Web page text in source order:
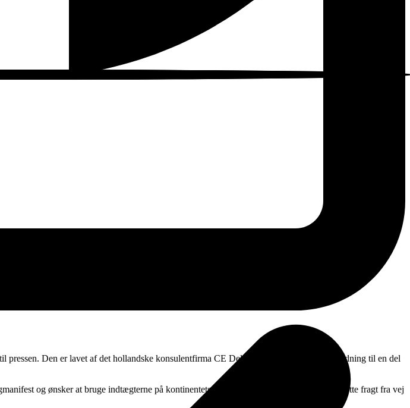
Den er lavet af det hollandske konsulentfirma CE Delft. Rapporten har givet anledning til en del
og ønsker at bruge indtægterne på kontinentets tognetværk, øge togenes kvalitet, flytte fragt fra vej